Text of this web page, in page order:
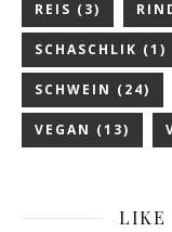
REIS (3)
SCHASCHLIK (1)
SCHWEIN (24)
VEGAN (13)
LIKE